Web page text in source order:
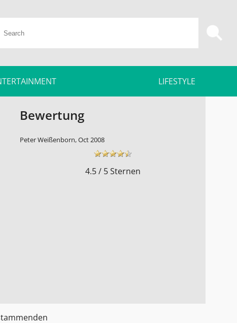
LIFESTYLE
Bewertung
Peter Weißenborn, Oct 2008
4.5 / 5 Sternen